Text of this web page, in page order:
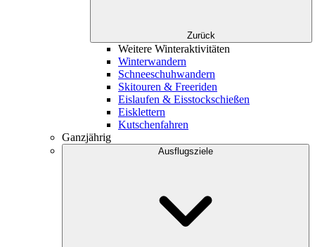
Zurück
Weitere Winteraktivitäten
Winterwandern
Schneeschuhwandern
Skitouren & Freeriden
Eislaufen & Eisstockschießen
Eisklettern
Kutschenfahren
Ganzjährig
Ausflugsziele